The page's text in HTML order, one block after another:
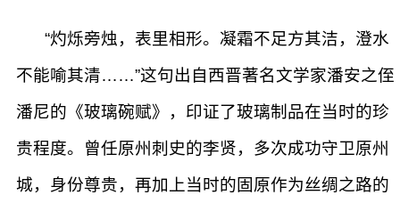
“灼烁旁烛，表里相形。凝霜不足方其洁，澄水
不能喻其清……”这句出自西晋著名文学家潘安之侄
潘尼的《玻璃碗赋》，印证了玻璃制品在当时的珍
贵程度。曾任原州刺史的李贤，多次成功守卫原州
城，身份尊贵，再加上当时的固原作为丝绸之路的